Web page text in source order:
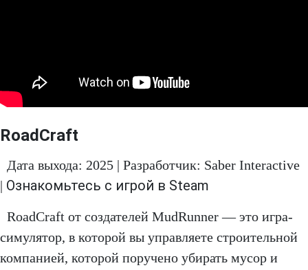
RoadCraft
Дата выхода: 2025 | Разработчик: Saber Interactive
| Ознакомьтесь с игрой в Steam
RoadCraft от создателей MudRunner — это игра-
симулятор, в которой вы управляете строительной
компанией, которой поручено убирать мусор и